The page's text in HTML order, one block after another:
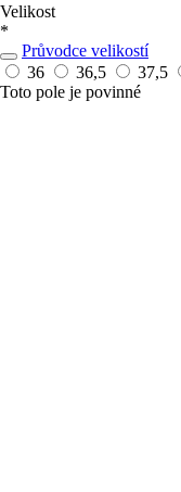
Velikost
*
Průvodce velikostí
36
36,5 37,5
Toto pole je povinné